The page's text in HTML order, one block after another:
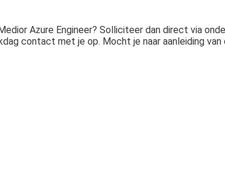
Azure Engineer? Solliciteer dan direct via
contact met je op. Mocht je naar aanleiding van